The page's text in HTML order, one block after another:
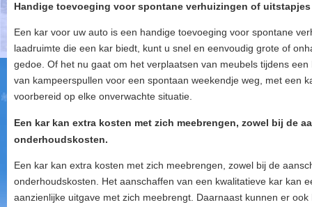
Handige toevoeging voor spontane verhuizingen of uitstapjes
Een kar voor uw auto is een handige toevoeging voor spontane
laadruimte die een kar biedt, kunt u snel en eenvoudig grote of
gedoe. Of het nu gaat om het verplaatsen van meubels tijdens
van kampeerspullen voor een spontaan weekendje weg, met een
voorbereid op elke onverwachte situatie.
Een kar kan extra kosten met zich meebrengen, zowel bij de
onderhoudskosten.
Een kar kan extra kosten met zich meebrengen, zowel bij de
onderhoudskosten. Het aanschaffen van een kwalitatieve kar kan
aanzienlijke uitgave met zich meebrengt. Daarnaast kunnen er